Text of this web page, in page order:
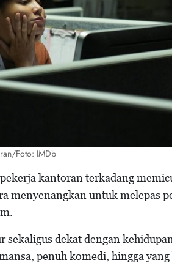
Foto: IMDb
kantoran terkadang
menyenangkan untuk melepas
dekat dengan
penuh komedi, hingga yang